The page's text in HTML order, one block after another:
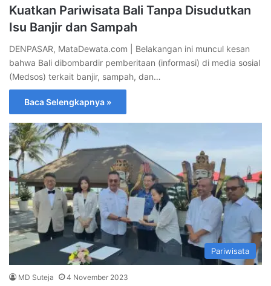
Kuatkan Pariwisata Bali Tanpa Disudutkan
Isu Banjir dan Sampah
DENPASAR, MataDewata.com | Belakangan ini muncul kesan
bahwa Bali dibombardir pemberitaan (informasi) di media sosial
(Medsos) terkait banjir, sampah, dan…
Baca Selengkapnya »
Pariwisata
MD Suteja 4 November 2023